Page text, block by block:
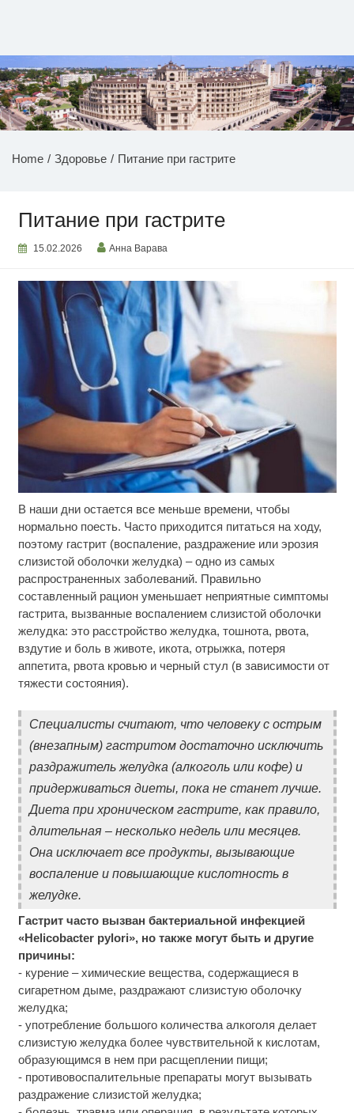
НОВОСТИ ПРИДНЕСТРОВЬЯ
Home Здоровье Питание при гастрите
Питание при гастрите
15.02.2026 Анна Варава
В наши дни остается все меньше времени, чтобы
нормально поесть. Часто приходится питаться на ходу,
поэтому гастрит (воспаление, раздражение или эрозия
слизистой оболочки желудка) – одно из самых
распространенных заболеваний. Правильно
составленный рацион уменьшает неприятные симптомы
гастрита, вызванные воспалением слизистой оболочки
желудка: это расстройство желудка, тошнота, рвота,
вздутие и боль в животе, икота, отрыжка, потеря
аппетита, рвота кровью и черный стул (в зависимости от
тяжести состояния).
Специалисты считают, что человеку с острым
(внезапным) гастритом достаточно исключить
раздражитель желудка (алкоголь или кофе) и
придерживаться диеты, пока не станет лучше.
Диета при хроническом гастрите, как правило,
длительная – несколько недель или месяцев.
Она исключает все продукты, вызывающие
воспаление и повышающие кислотность в
желудке.
Гастрит часто вызван бактериальной инфекцией
«Helicobacter pylori», но также могут быть и другие
причины:
- курение – химические вещества, содержащиеся в
сигаретном дыме, раздражают слизистую оболочку
желудка;
- употребление большого количества алкоголя делает
слизистую желудка более чувствительной к кислотам,
образующимся в нем при расщеплении пищи;
- противовоспалительные препараты могут вызывать
раздражение слизистой желудка;
Публичный удар Зеленскому от Кличко: это
настоящий вызов
Смолов призвал российских футболистов
покинуть страну
Скрытые признаки рака: на такое никто не
обращает внимание, а зря!